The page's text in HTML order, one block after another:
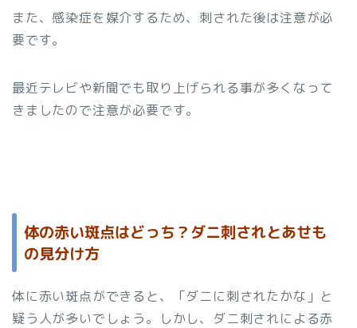
また、感染症を媒介するため、刺された後は注意が必
要です。
最近テレビや新聞でも取り上げられる事が多くなって
きましたので注意が必要です。
体の赤い斑点はどっち？ダニ刺されとあせも
の見分け方
体に赤い斑点ができると、「ダニに刺されたかな」と
疑う人が多いでしょう。しかし、ダニ刺されによる赤